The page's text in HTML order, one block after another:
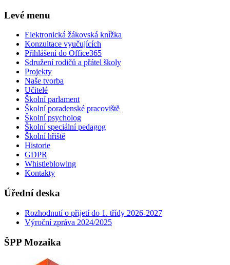
Levé menu
Elektronická žákovská knížka
Konzultace vyučujících
Přihlášení do Office365
Sdružení rodičů a přátel školy
Projekty
Naše tvorba
Učitelé
Školní parlament
Školní poradenské pracoviště
Školní psycholog
Školní speciální pedagog
Školní hřiště
Historie
GDPR
Whistleblowing
Kontakty
Úřední deska
Rozhodnutí o přijetí do 1. třídy 2026-2027
Výroční zpráva 2024/2025
ŠPP Mozaika